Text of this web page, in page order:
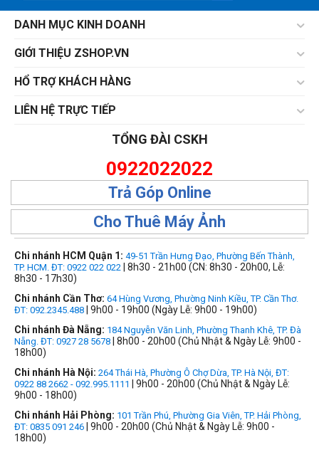
DANH MỤC KINH DOANH
GIỚI THIỆU ZSHOP.VN
HỔ TRỢ KHÁCH HÀNG
LIÊN HỆ TRỰC TIẾP
TỔNG ĐÀI CSKH
0922022022
Trả Góp Online
Cho Thuê Máy Ảnh
Chi nhánh HCM Quận 1: 49-51 Trần Hưng Đạo, Phường Bến Thành,
TP. HCM. ĐT: 0922 022 022 | 8h30 - 21h00 (CN: 8h30 - 20h00, Lễ:
8h30 - 17h30)
Chi nhánh Cần Thơ: 64 Hùng Vương, Phường Ninh Kiều, TP. Cần Thơ.
ĐT: 092.2345.488 | 9h00 - 19h00 (Ngày Lễ: 9h00 - 19h00)
Chi nhánh Đà Nẵng: 184 Nguyễn Văn Linh, Phường Thanh Khê, TP. Đà
Nẵng. ĐT: 0927 28 5678 | 8h00 - 20h00 (Chủ Nhật & Ngày Lễ: 9h00 -
18h00)
Chi nhánh Hà Nội: 264 Thái Hà, Phường Ô Chợ Dừa, TP. Hà Nội, ĐT:
0922 88 2662 - 092.995.1111
| 9h00 - 20h00 (Chủ Nhật & Ngày Lễ:
9h00 - 18h00)
Chi nhánh Hải Phòng: 101 Trần Phú, Phường Gia Viên, TP. Hải Phòng,
ĐT: 0835 091 246 | 9h00 - 20h00 (Chủ Nhật & Ngày Lễ: 9h00 -
18h00)